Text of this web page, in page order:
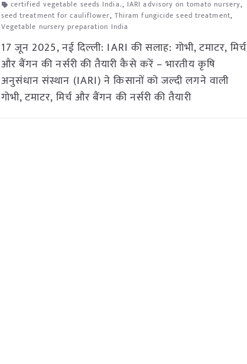
certified vegetable seeds India., IARI advisory on tomato nursery,
seed treatment for cauliflower, Thiram fungicide seed treatment,
Vegetable nursery preparation India
17 जून 2025, नई दिल्ली: IARI की सलाह: गोभी, टमाटर, मिर्च
और बैंगन की नर्सरी की तैयारी कैसे करें – भारतीय कृषि
अनुसंधान संस्थान (IARI) ने किसानों को जल्दी लगने वाली
गोभी, टमाटर, मिर्च और बैंगन की नर्सरी की तैयारी